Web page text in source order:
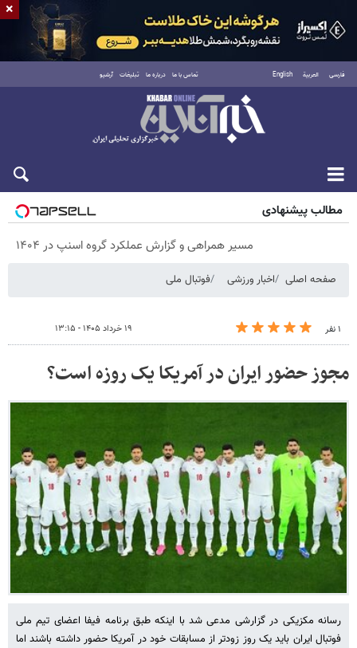
فارسی العربية English تماس با ما درباره ما تبلیغات آرشیو
پنجشنبه ۱۵ مرداد ۱۴۰۵
مطالب پیشنهادی
مسیر همراهی و گزارش عملکرد گروه اسنپ در ۱۴۰۴
صفحه اصلی اخبار ورزشی فوتبال ملی
۱ نفر ۱۹ خرداد ۱۴۰۵ - ۱۳:۱۵
مجوز حضور ایران در آمریکا یک روزه است؟
رسانه مکزیکی در گزارشی مدعی شد با اینکه طبق برنامه فیفا اعضای تیم ملی
فوتبال ایران باید یک روز زودتر از مسابقات خود در آمریکا حضور داشته باشند اما
×